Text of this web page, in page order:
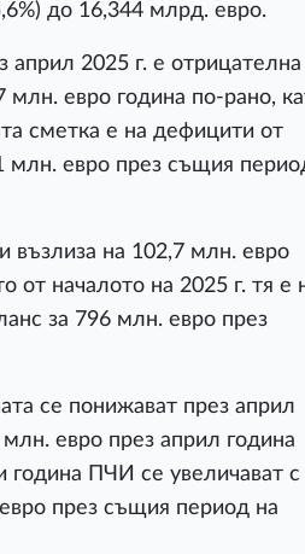
до 16,344 млрд. евро.
2025 г. е отрицателна
евро година по-рано,
сметка е на дефицити от
млн. евро през същия
възлиза на 102,7 млн. евро
от началото на 2025 г. тя е
за 796 млн. евро през
се понижават през април
евро през април година
година ПЧИ се увеличават с
през същия период на